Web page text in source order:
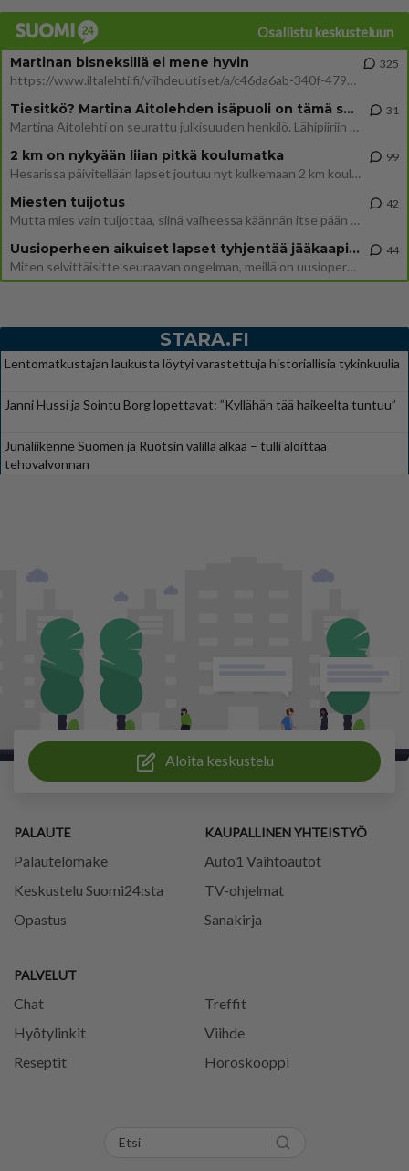
Osallistu keskusteluun
Martinan bisneksillä ei mene hyvin
https://www.iltalehti.fi/viihdeuutiset/a/c46da6ab-340f-4790-aaa7-0865eed2336 Yrityksen konkurssihakemus on tullut kärä
325
Tiesitkö? Martina Aitolehden isäpuoli on tämä suosittu laulaja
Martina Aitolehti on seurattu julkisuuden henkilö. Lähipiiriin mahtuu muitakin tunnettuja henkilöitä. Tiesitkö, että Ma
31
2 km on nykyään liian pitkä koulumatka
Hesarissa päivitellään lapset joutuu nyt kulkemaan 2 km kouluun jösses. Ruostefillarilla tuo matka menee vaikka miten äk
99
Miesten tuijotus
Mutta mies vain tuijottaa, siinä vaiheessa käännän itse pään pois. Mikä juttu? Yleensä jos joku tuijottaa tai katsoo, hä
42
Uusioperheen aikuiset lapset tyhjentää jääkaapin käydessään
Miten selvittäisitte seuraavan ongelman, meillä on uusioperhe, minulla teini-ikäiset lapset ja puolisolla aikuiset, jotk
44
STARA.FI
Lentomatkustajan laukusta löytyi varastettuja historiallisia tykinkuulia
Janni Hussi ja Sointu Borg lopettavat: ”Kyllähän tää haikeelta tuntuu”
Junaliikenne Suomen ja Ruotsin välillä alkaa – tulli aloittaa
tehovalvonnan
Aloita keskustelu
PALAUTE
Palautelomake
Keskustelu Suomi24:sta
Opastus
PALVELUT
Chat
Treffit
Hyötylinkit
Viihde
Reseptit
Horoskooppi
KAUPALLINEN YHTEISTYÖ
Auto1 Vaihtoautot
TV-ohjelmat
Sanakirja